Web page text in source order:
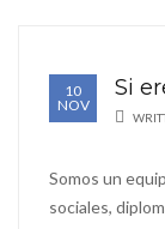
10
NOV
Si
Somos un
sociales,